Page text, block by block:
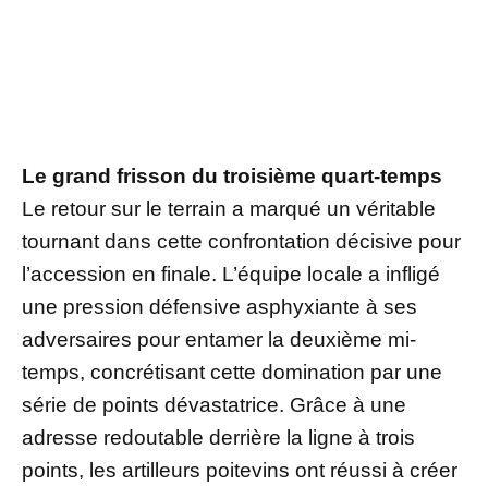
Le grand frisson du troisième quart-temps
Le retour sur le terrain a marqué un véritable
tournant dans cette confrontation décisive pour
l’accession en finale. L’équipe locale a infligé
une pression défensive asphyxiante à ses
adversaires pour entamer la deuxième mi-
temps, concrétisant cette domination par une
série de points dévastatrice. Grâce à une
adresse redoutable derrière la ligne à trois
points, les artilleurs poitevins ont réussi à créer